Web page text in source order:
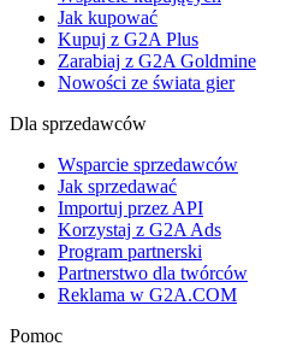
Jak kupować
Kupuj z G2A Plus
Zarabiaj z G2A Goldmine
Nowości ze świata gier
Dla sprzedawców
Wsparcie sprzedawców
Jak sprzedawać
Importuj przez API
Korzystaj z G2A Ads
Program partnerski
Partnerstwo dla twórców
Reklama w G2A.COM
Pomoc